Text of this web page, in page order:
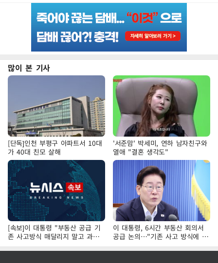
많이 본 기사
[단독]인천 부평구 아파트서 10대
가 40대 친모 살해
'서준맘' 박세미, 연하 남자친구와
열애 "결혼 생각도"
[속보]이 대통령 "부동산 공급 기
존 사고방식 매달리지 말고 과감
히 실천"
이 대통령, 6시간 부동산 회의서
공급 논의…"기존 사고 방식에 매
달리지 말고 과감히 실천"(종합)